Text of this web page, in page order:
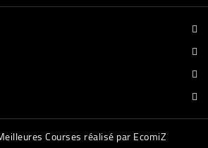
Courses réalisé par EcomiZ